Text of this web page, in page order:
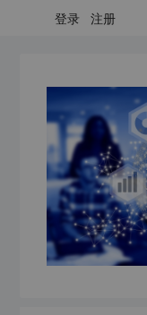
登录 注册